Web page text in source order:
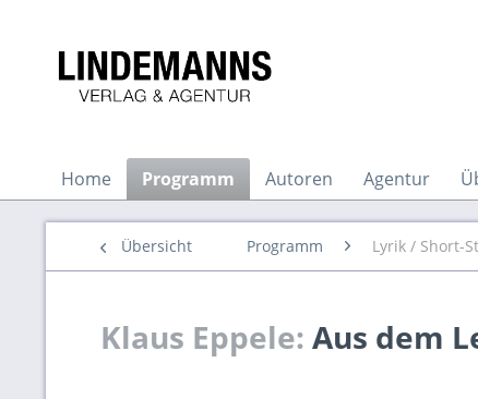
Home Programm Autoren Agentur
Übersicht Programm Lyrik / Short-
Klaus Eppele: Aus dem